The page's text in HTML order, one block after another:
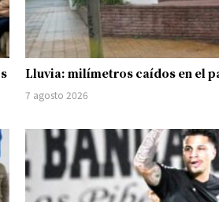
Lluvia: milímetros caídos en el
7 agosto 2026